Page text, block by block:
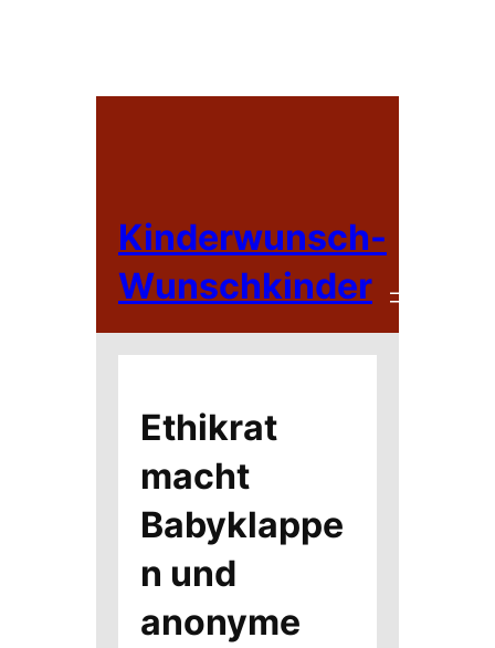
Kinderwunsch-
Wunschkinder
Ethikrat
macht
Babyklappe
n und
anonyme